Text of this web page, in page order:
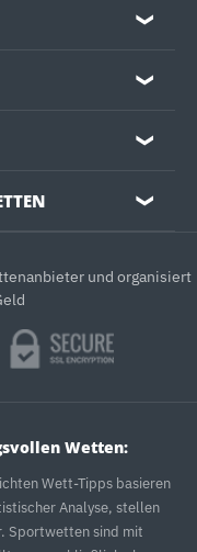
❯
❯
❯
❯
und organisiert
Wetten:
Wett-Tipps basieren
Analyse, stellen
Sportwetten sind mit